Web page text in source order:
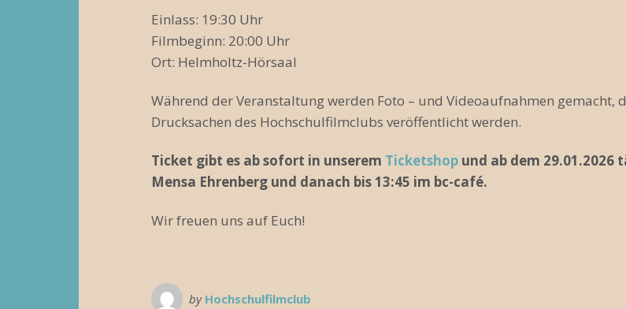
Einlass: 19:30 Uhr
Filmbeginn: 20:00 Uhr
Ort: Helmholtz-Hörsaal
Während der Veranstaltung werden Foto – und Videoaufnahmen
Drucksachen des Hochschulfilmclubs veröffentlicht werden.
Ticket gibt es ab sofort in unserem Ticketshop und ab dem 29.01.2026
Mensa Ehrenberg und danach bis 13:45 im bc-café.
Wir freuen uns auf Euch!
by Hochschulfilmclub